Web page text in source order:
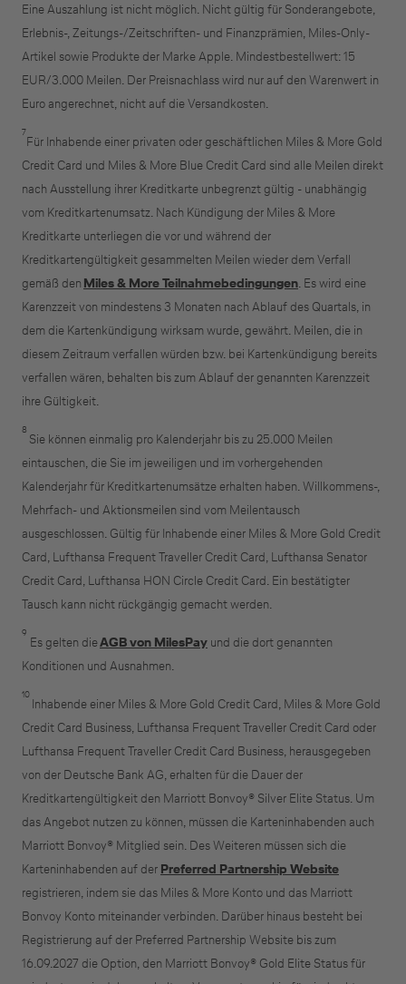
Eine Auszahlung ist nicht möglich. Nicht gültig für Sonderangebote,
Erlebnis-, Zeitungs-/Zeitschriften- und Finanzprämien, Miles-Only-
Artikel sowie Produkte der Marke Apple. Mindestbestellwert: 15
EUR/3.000 Meilen. Der Preisnachlass wird nur auf den Warenwert in
Euro angerechnet, nicht auf die Versandkosten.
7
Für Inhabende einer privaten oder geschäftlichen Miles & More Gold
Credit Card und Miles & More Blue Credit Card sind alle Meilen direkt
nach Ausstellung ihrer Kreditkarte unbegrenzt gültig - unabhängig
vom Kreditkartenumsatz. Nach Kündigung der Miles & More
Kreditkarte unterliegen die vor und während der
Kreditkartengültigkeit gesammelten Meilen wieder dem Verfall
gemäß den Miles & More Teilnahmebedingungen. Es wird eine
Karenzzeit von mindestens 3 Monaten nach Ablauf des Quartals, in
dem die Kartenkündigung wirksam wurde, gewährt. Meilen, die in
diesem Zeitraum verfallen würden bzw. bei Kartenkündigung bereits
verfallen wären, behalten bis zum Ablauf der genannten Karenzzeit
ihre Gültigkeit.
8
Sie können einmalig pro Kalenderjahr bis zu 25.000 Meilen
eintauschen, die Sie im jeweiligen und im vorhergehenden
Kalenderjahr für Kreditkartenumsätze erhalten haben. Willkommens-,
Mehrfach- und Aktionsmeilen sind vom Meilentausch
ausgeschlossen. Gültig für Inhabende einer Miles & More Gold Credit
Card, Lufthansa Frequent Traveller Credit Card, Lufthansa Senator
Credit Card, Lufthansa HON Circle Credit Card. Ein bestätigter
Tausch kann nicht rückgängig gemacht werden.
9
Es gelten dieAGB von MilesPay und die dort genannten
Konditionen und Ausnahmen.
10
Inhabende einer Miles & More Gold Credit Card, Miles & More Gold
Credit Card Business, Lufthansa Frequent Traveller Credit Card oder
Lufthansa Frequent Traveller Credit Card Business, herausgegeben
von der Deutsche Bank AG, erhalten für die Dauer der
Kreditkartengültigkeit den Marriott Bonvoy® Silver Elite Status. Um
das Angebot nutzen zu können, müssen die Karteninhabenden auch
Marriott Bonvoy® Mitglied sein. Des Weiteren müssen sich die
Karteninhabenden auf der Preferred Partnership Website
registrieren, indem sie das Miles & More Konto und das Marriott
Bonvoy Konto miteinander verbinden. Darüber hinaus besteht bei
Registrierung auf der Preferred Partnership Website bis zum
16.09.2027 die Option, den Marriott Bonvoy® Gold Elite Status für